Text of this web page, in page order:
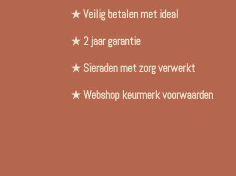
★ Veilig betalen met ideal
★ 2 jaar garantie
★ Sieraden met zorg verwerkt
★ Webshop keurmerk voorwaarden